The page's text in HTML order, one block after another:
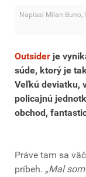
Napísal Milan
Outsider je
súde, ktorý je
Veľkú deviatku,
policajnú
obchod,
Práve tam sa
príbeh. „Mal